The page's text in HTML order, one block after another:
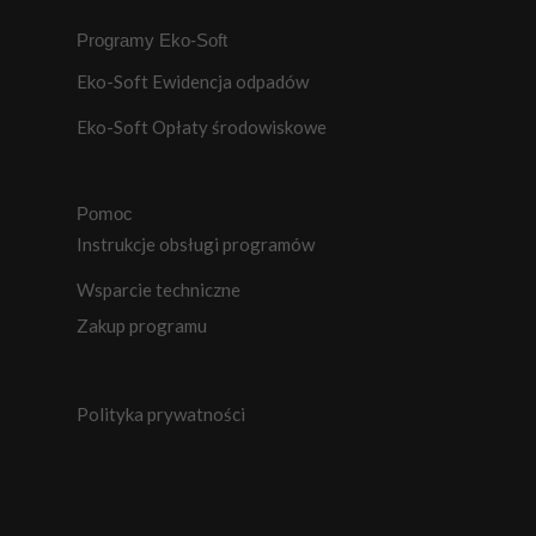
Pomoc
Instrukcje obsługi programów
Wsparcie techniczne
Zakup programu
Polityka prywatności
Programy Eko-Soft
Eko-Soft Opłaty środowiskowe
Eko-Soft Ewidencja odpadów